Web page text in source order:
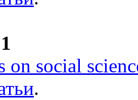
on social
.